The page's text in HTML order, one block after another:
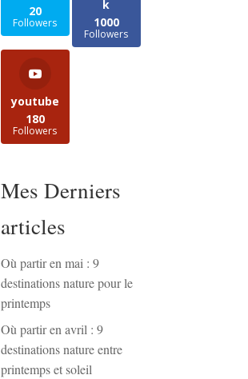
20
Followers
k
1000
Followers
youtube
180
Followers
Mes Derniers
articles
Où partir en mai : 9
destinations nature pour le
printemps
Où partir en avril : 9
destinations nature entre
printemps et soleil